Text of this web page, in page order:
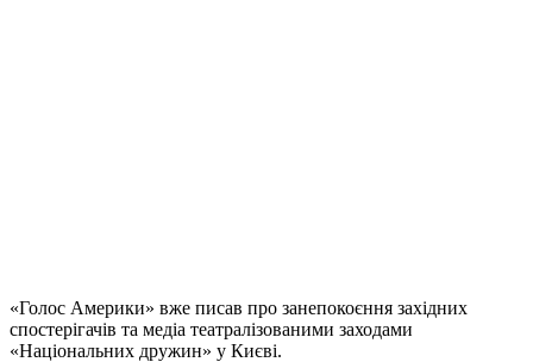
«Голос Америки» вже писав про занепокоєння західних
спостерігачів та медіа театралізованими заходами
«Національних дружин» у Києві.